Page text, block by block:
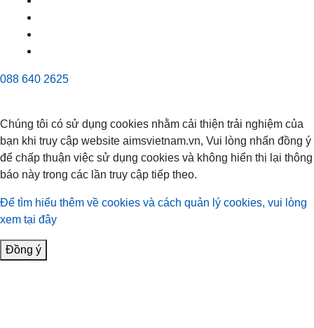
088 640 2625
Chúng tôi có sử dụng cookies nhằm cải thiện trải nghiệm của
bạn khi truy cập website aimsvietnam.vn, Vui lòng nhấn đồng ý
để chấp thuận việc sử dụng cookies và không hiển thị lại thông
báo này trong các lần truy cập tiếp theo.
Để tìm hiểu thêm về cookies và cách quản lý cookies, vui lòng
xem tại đây
Đồng ý